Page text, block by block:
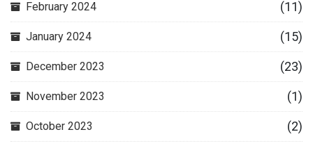
February 2024 (11)
January 2024 (15)
December 2023 (23)
November 2023 (1)
October 2023 (2)